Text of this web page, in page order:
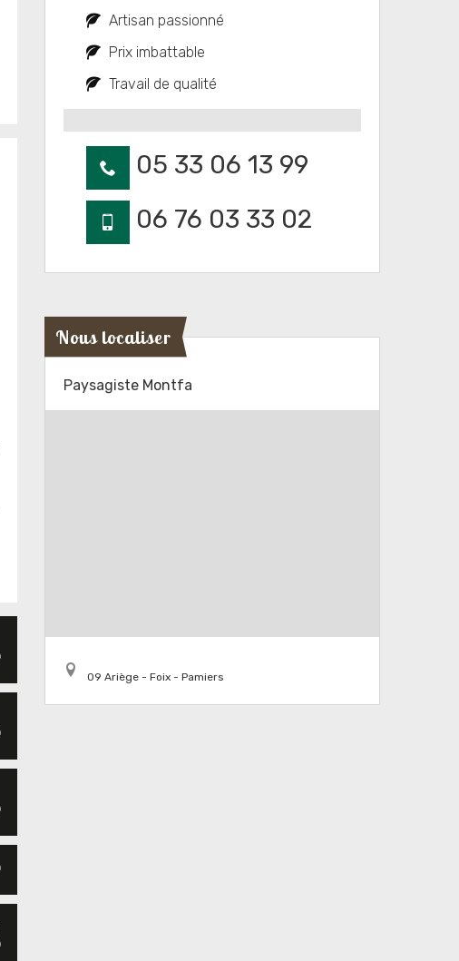
Artisan passionné
Prix imbattable
Travail de qualité
05 33 06 13 99
06 76 03 33 02
Nous localiser
Paysagiste Montfa
09 Ariège - Foix - Pamiers